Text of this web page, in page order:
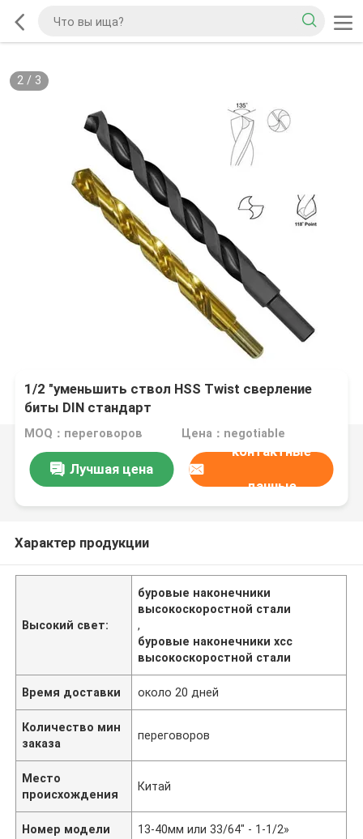
2/ 3
1/2 "уменьшить ствол HSS Twist сверление
биты DIN стандарт
MOQ：переговоров Цена：negotiable
Лучшая цена
контактные
данные
Характер продукции
Высокий свет:
буровые наконечники
высокоскоростной стали
,
буровые наконечники хсс
высокоскоростной стали
Время доставки около 20 дней
Количество мин
заказа
переговоров
Место
происхождения
Китай
Номер модели 13-40мм или 33/64" - 1-1/2»